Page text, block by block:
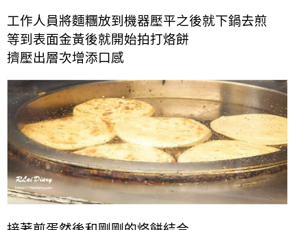
工作人員將麵糰放到機器壓平之後就下鍋去煎
等到表面金黃後就開始拍打烙餅
擠壓出層次增添口感